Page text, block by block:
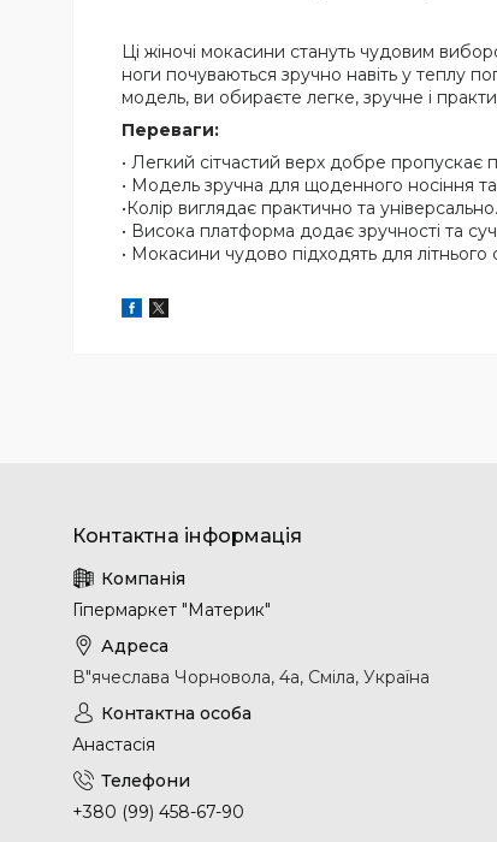
Ці жіночі мокасини стануть чудовим
ноги почуваються зручно навіть у теплу
модель, ви обираєте легке, зручне і
Переваги:
• Легкий сітчастий верх добре пропускає
• Модель зручна для щоденного носіння
•Колір виглядає практично та універсально.
• Висока платформа додає зручності та
• Мокасини чудово підходять для літнього
Гіпермаркет "Материк"
В"ячеслава Чорновола, 4а, Сміла, Україна
Анастасія
+380 (99) 458-67-90